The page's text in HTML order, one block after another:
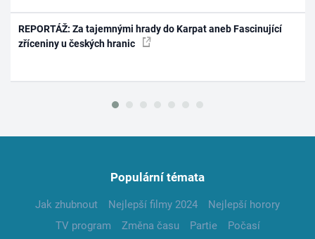
REPORTÁŽ: Za tajemnými hrady do Karpat aneb Fascinující
zříceniny u českých hranic
Populární témata
Jak zhubnout Nejlepší filmy 2024
Nejlepší horory
TV program
Změna času Partie
Počasí